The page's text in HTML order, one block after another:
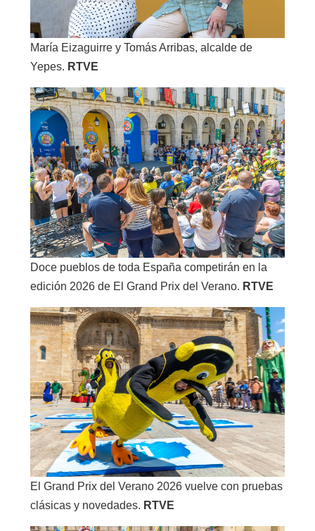
María Eizaguirre y Tomás Arribas, alcalde de
Yepes. RTVE
Doce pueblos de toda España competirán en la
edición 2026 de El Grand Prix del Verano. RTVE
El Grand Prix del Verano 2026 vuelve con pruebas
clásicas y novedades. RTVE